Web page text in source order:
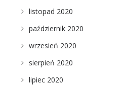
listopad 2020
październik 2020
wrzesień 2020
sierpień 2020
lipiec 2020